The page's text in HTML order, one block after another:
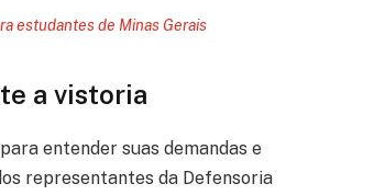
estudantes de Minas Gerais
a vistoria
entender suas demandas e
representantes da Defensoria